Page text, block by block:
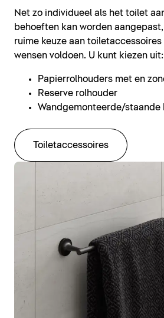
Net zo individueel als het toilet
behoeften kan worden
ruime keuze aan toiletaccessoires
wensen voldoen. U kunt kiezen uit:
Papierrolhouders met en
Reserve rolhouder
Wandgemonteerde/staande
Toiletaccessoires